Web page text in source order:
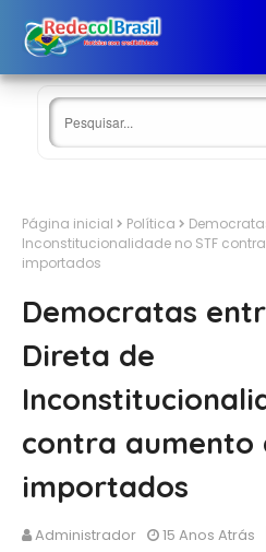
Página inicial Política
Inconstitucionalidade no STF
importados
Democratas
Direta de
contra aumento
importados
Administrador 15 Anos Atrás